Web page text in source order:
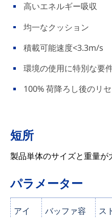
高いエネルギー吸収
均一なクッション
積載可能速度<3.3m/s
環境の使用に特別な要
100% 荷降ろし後のリ
短所
製品単体のサイズと重量が
パラメーター
アイ
バッファ容
ス